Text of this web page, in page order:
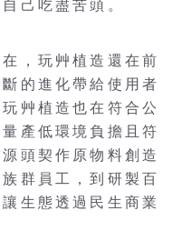
己吃盡苦頭。
，玩艸植造還在前
的進化帶給使用者
艸植造也在符合公
產低環境負擔且符
頭契作原物料創造
群員工，到研製百
生態透過民生商業